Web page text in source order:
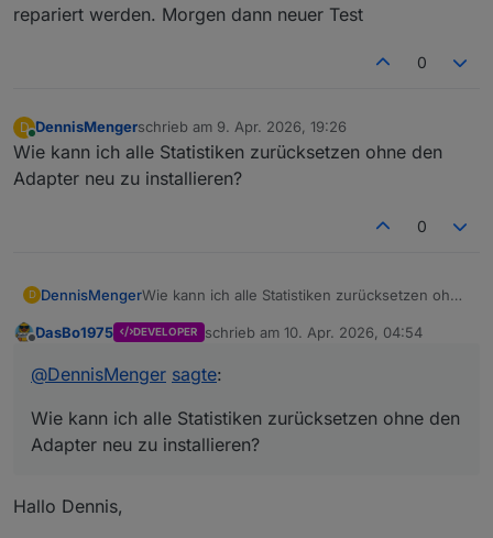
repariert werden. Morgen dann neuer Test
0
D
Online
DennisMengerschrieb am 9. Apr. 2026, 19:26
zuletzt editiert von
Wie kann ich alle Statistiken zurücksetzen ohne den
Adapter neu zu installieren?
0
D DennisMengerWie kann ich alle Statistiken zurücksetzen ohne
DasBo1975 DEVELOPER schrieb am 10. Apr. 2026, 04:54
zuletzt editiert von
@DennisMenger sagte:
Wie kann ich alle Statistiken zurücksetzen ohne den
Adapter neu zu installieren?
Hallo Dennis,